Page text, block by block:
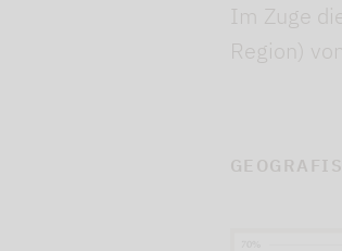
Im Zuge
Region)